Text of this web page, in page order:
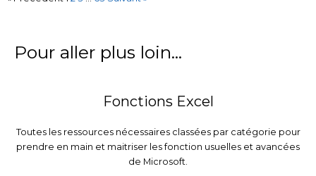
Pour aller plus loin...
Fonctions Excel
Toutes les ressources nécessaires classées par catégorie pour
prendre en main et maitriser les fonction usuelles et avancées
de Microsoft.